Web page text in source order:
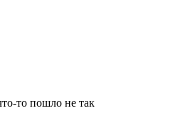
то пошло не так